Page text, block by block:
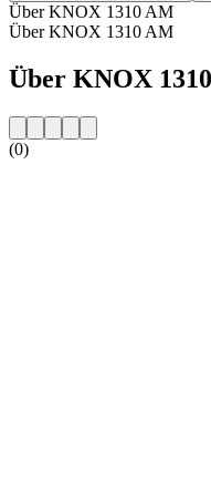
Über KNOX 1310 AM
Über KNOX 1310 AM
Über KNOX
(0)